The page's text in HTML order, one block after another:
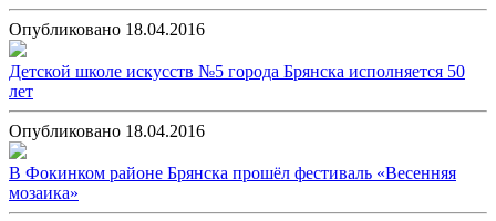
Опубликовано 18.04.2016
Детской школе искусств №5 города Брянска исполняется 50
лет
Опубликовано 18.04.2016
В Фокинком районе Брянска прошёл фестиваль «Весенняя
мозаика»